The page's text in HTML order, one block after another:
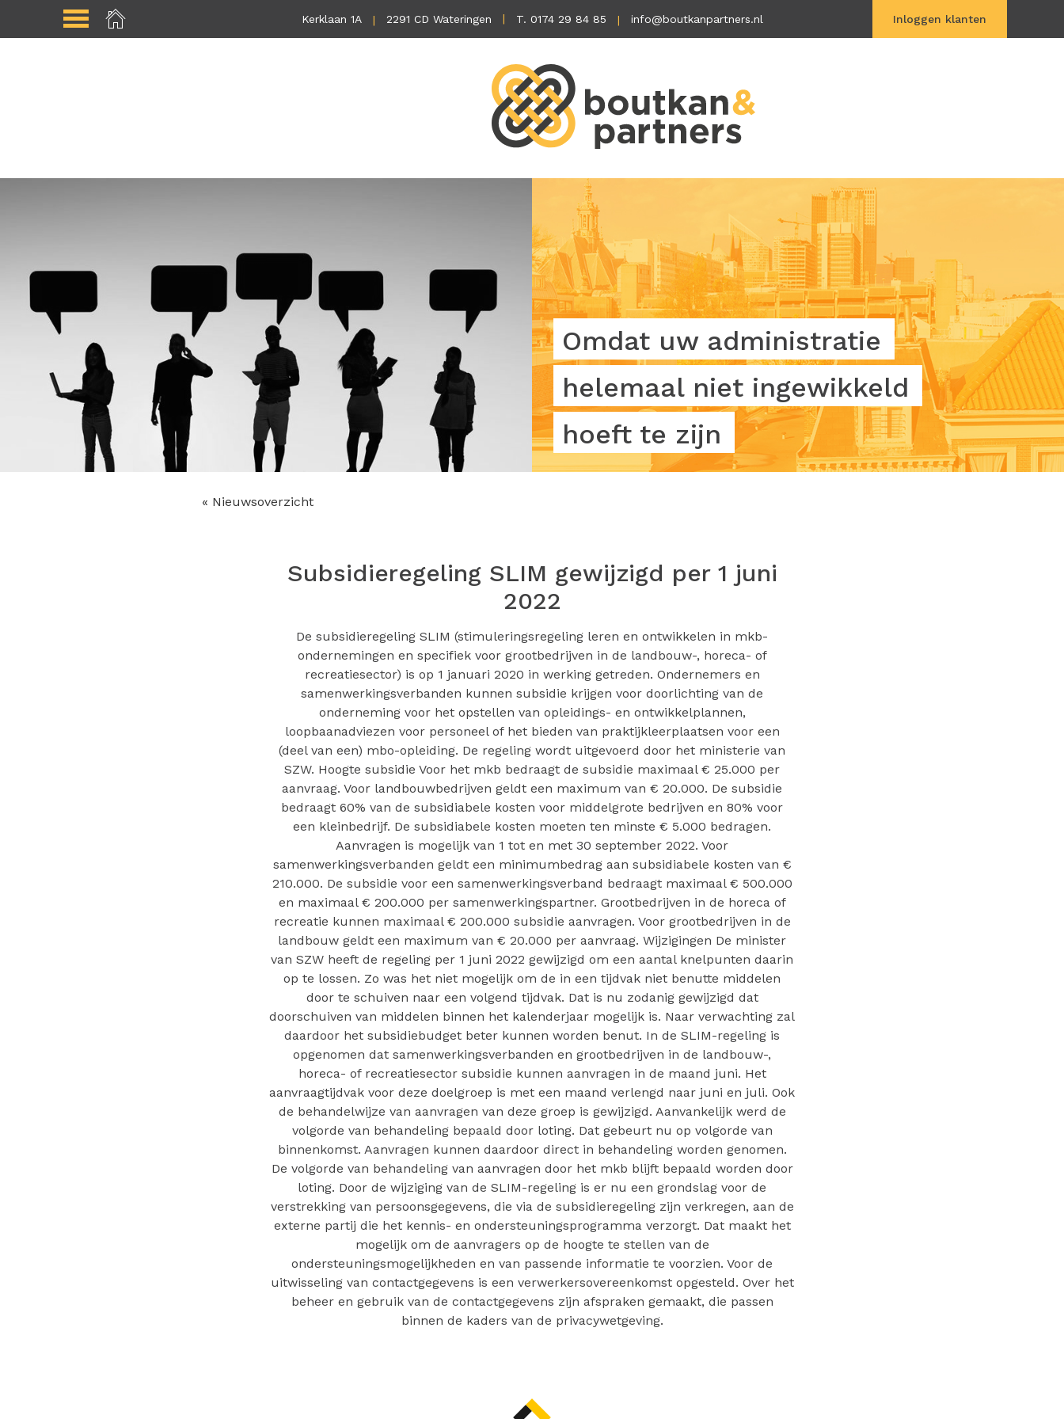
Kerklaan 1A 2291 CD Wateringen T. 0174 29 84 85 info@boutkanpartners.nl Inloggen klanten
Omdat uw administratie
helemaal niet ingewikkeld
hoeft te zijn
« Nieuwsoverzicht
Subsidieregeling SLIM gewijzigd per 1 juni
2022
De subsidieregeling SLIM (stimuleringsregeling leren en ontwikkelen in mkb-
ondernemingen en specifiek voor grootbedrijven in de landbouw-, horeca- of
recreatiesector) is op 1 januari 2020 in werking getreden. Ondernemers en
samenwerkingsverbanden kunnen subsidie krijgen voor doorlichting van de
onderneming voor het opstellen van opleidings- en ontwikkelplannen,
loopbaanadviezen voor personeel of het bieden van praktijkleerplaatsen voor een
(deel van een) mbo-opleiding. De regeling wordt uitgevoerd door het ministerie van
SZW. Hoogte subsidie Voor het mkb bedraagt de subsidie maximaal € 25.000 per
aanvraag. Voor landbouwbedrijven geldt een maximum van € 20.000. De subsidie
bedraagt 60% van de subsidiabele kosten voor middelgrote bedrijven en 80% voor
een kleinbedrijf. De subsidiabele kosten moeten ten minste € 5.000 bedragen.
Aanvragen is mogelijk van 1 tot en met 30 september 2022. Voor
samenwerkingsverbanden geldt een minimumbedrag aan subsidiabele kosten van €
210.000. De subsidie voor een samenwerkingsverband bedraagt maximaal € 500.000
en maximaal € 200.000 per samenwerkingspartner. Grootbedrijven in de horeca of
recreatie kunnen maximaal € 200.000 subsidie aanvragen. Voor grootbedrijven in de
landbouw geldt een maximum van € 20.000 per aanvraag. Wijzigingen De minister
van SZW heeft de regeling per 1 juni 2022 gewijzigd om een aantal knelpunten daarin
op te lossen. Zo was het niet mogelijk om de in een tijdvak niet benutte middelen
door te schuiven naar een volgend tijdvak. Dat is nu zodanig gewijzigd dat
doorschuiven van middelen binnen het kalenderjaar mogelijk is. Naar verwachting zal
daardoor het subsidiebudget beter kunnen worden benut. In de SLIM-regeling is
opgenomen dat samenwerkingsverbanden en grootbedrijven in de landbouw-,
horeca- of recreatiesector subsidie kunnen aanvragen in de maand juni. Het
aanvraagtijdvak voor deze doelgroep is met een maand verlengd naar juni en juli. Ook
de behandelwijze van aanvragen van deze groep is gewijzigd. Aanvankelijk werd de
volgorde van behandeling bepaald door loting. Dat gebeurt nu op volgorde van
binnenkomst. Aanvragen kunnen daardoor direct in behandeling worden genomen.
De volgorde van behandeling van aanvragen door het mkb blijft bepaald worden door
loting. Door de wijziging van de SLIM-regeling is er nu een grondslag voor de
verstrekking van persoonsgegevens, die via de subsidieregeling zijn verkregen, aan de
externe partij die het kennis- en ondersteuningsprogramma verzorgt. Dat maakt het
mogelijk om de aanvragers op de hoogte te stellen van de
ondersteuningsmogelijkheden en van passende informatie te voorzien. Voor de
uitwisseling van contactgegevens is een verwerkersovereenkomst opgesteld. Over het
beheer en gebruik van de contactgegevens zijn afspraken gemaakt, die passen
binnen de kaders van de privacywetgeving.